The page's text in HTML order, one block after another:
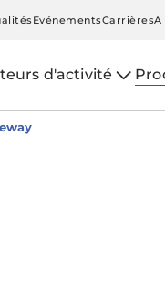
EvénementsCarrièresA
d'activité